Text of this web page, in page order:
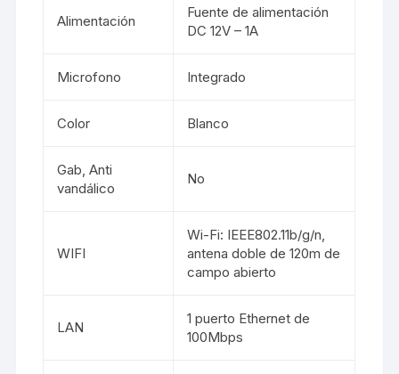
Alimentación
Fuente de alimentación
DC 12V – 1A
Microfono Integrado
Color Blanco
Gab, Anti
vandálico
No
WIFI
Wi-Fi: IEEE802.11b/g/n,
antena doble de 120m de
campo abierto
LAN
1 puerto Ethernet de
100Mbps